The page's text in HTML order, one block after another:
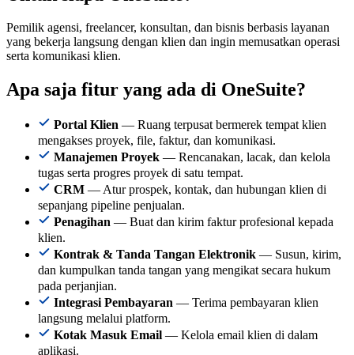
Pemilik agensi, freelancer, konsultan, dan bisnis berbasis layanan
yang bekerja langsung dengan klien dan ingin memusatkan operasi
serta komunikasi klien.
Apa saja fitur yang ada di OneSuite?
Portal Klien — Ruang terpusat bermerek tempat klien
mengakses proyek, file, faktur, dan komunikasi.
Manajemen Proyek — Rencanakan, lacak, dan kelola
tugas serta progres proyek di satu tempat.
CRM — Atur prospek, kontak, dan hubungan klien di
sepanjang pipeline penjualan.
Penagihan — Buat dan kirim faktur profesional kepada
klien.
Kontrak & Tanda Tangan Elektronik — Susun, kirim,
dan kumpulkan tanda tangan yang mengikat secara hukum
pada perjanjian.
Integrasi Pembayaran — Terima pembayaran klien
langsung melalui platform.
Kotak Masuk Email — Kelola email klien di dalam
aplikasi.